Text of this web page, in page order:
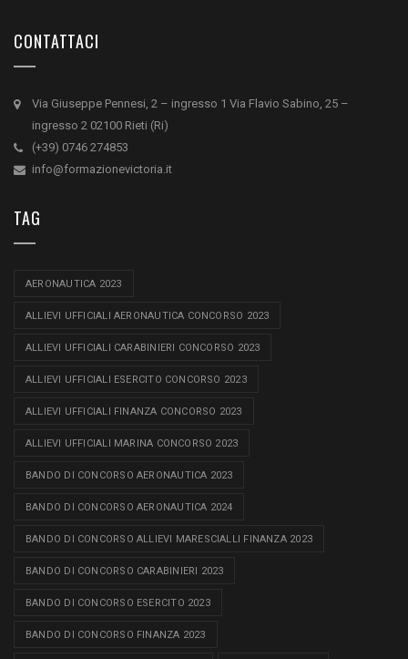
CONTATTACI
Via Giuseppe Pennesi, 2 – ingresso 1 Via Flavio Sabino, 25 –
ingresso 2 02100 Rieti (Ri)
(+39) 0746 274853
info@formazionevictoria.it
TAG
AERONAUTICA 2023
ALLIEVI UFFICIALI AERONAUTICA CONCORSO 2023
ALLIEVI UFFICIALI CARABINIERI CONCORSO 2023
ALLIEVI UFFICIALI ESERCITO CONCORSO 2023
ALLIEVI UFFICIALI FINANZA CONCORSO 2023
ALLIEVI UFFICIALI MARINA CONCORSO 2023
BANDO DI CONCORSO AERONAUTICA 2023
BANDO DI CONCORSO AERONAUTICA 2024
BANDO DI CONCORSO ALLIEVI MARESCIALLI FINANZA 2023
BANDO DI CONCORSO CARABINIERI 2023
BANDO DI CONCORSO ESERCITO 2023
BANDO DI CONCORSO FINANZA 2023